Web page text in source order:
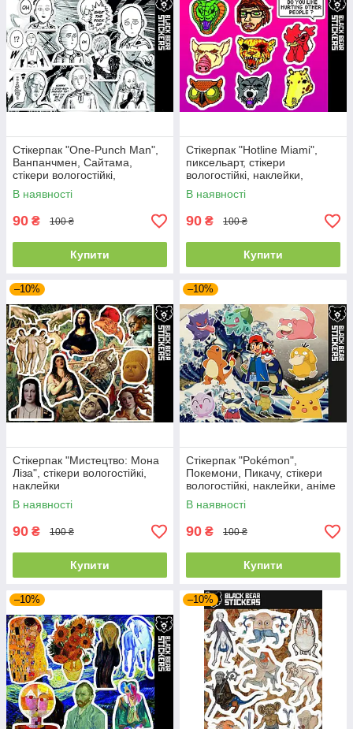
Стікерпак "One-Punch Man",
Ванпанчмен, Сайтама,
стікери вологостійкі,
наклейки, аніме
В наявності
90 ₴ 100 ₴
Купити
Стікерпак "Hotline Miami",
пиксельарт, стікери
вологостійкі, наклейки,
відеогра
В наявності
90 ₴ 100 ₴
Купити
–10%
Стікерпак "Мистецтво: Мона
Ліза", стікери вологостійкі,
наклейки
В наявності
90 ₴ 100 ₴
Купити
–10%
Стікерпак "Pokémon",
Покемони, Пикачу, стікери
вологостійкі, наклейки, аніме
В наявності
90 ₴ 100 ₴
Купити
–10% –10%